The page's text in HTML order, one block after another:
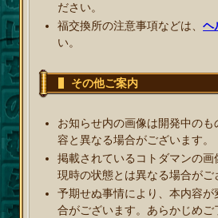
ださい。
福交換所の注意事項などは、ヘ
い。
その他ご案内
お知らせ内の画像は開発中の
容と異なる場合がございます。
掲載されているコトダマンの画
現時の状態とは異なる場合がご
予期せぬ事情により、本内容
合がございます。あらかじめご